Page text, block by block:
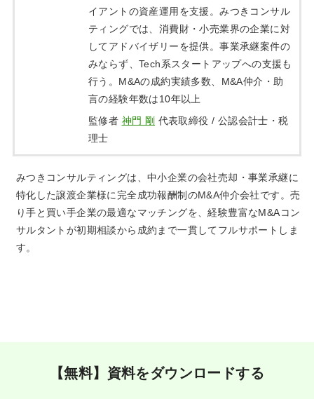
イアントの資産運用を支援。みつきコンサル
ティングでは、消費財・小売業界の企業に対
してアドバイザリーを提供。事業承継案件の
みならず、Tech系スタートアップへの支援も
行う。M&Aの成約実績多数、M&A仲介・助
言の経験年数は10年以上
監修者 神門 剛 代表取締役 / 公認会計士・税
理士
みつきコンサルティングは、中小企業の会社売却・事業承継に
特化した譲渡企業様に完全成功報酬制のM&A仲介会社です。売
り手と買い手企業の最適なマッチングを、経験豊富なM&Aコン
サルタントが初期相談から成約まで一貫してフルサポートしま
す。
【無料】資料をダウンロードする